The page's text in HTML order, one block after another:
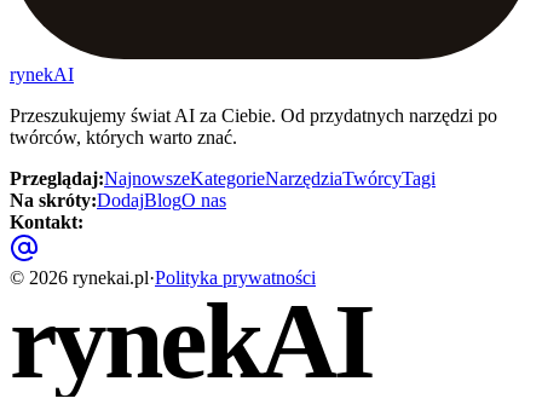
rynekAI
Przeszukujemy świat AI za Ciebie. Od przydatnych narzędzi po
twórców, których warto znać.
Przeglądaj:NajnowszeKategorieNarzędziaTwórcyTagi
Na skróty:DodajBlogO nas
Kontakt:
© 2026 rynekai.pl·Polityka prywatności
rynekAI